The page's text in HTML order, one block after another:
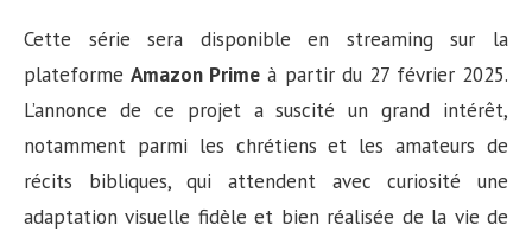
Cette série sera disponible en streaming sur la
plateformeAmazon Prime à partir du 27 février 2025.
L’annonce de ce projet a suscité un grand intérêt,
notamment parmi les chrétiens et les amateurs de
récits bibliques, qui attendent avec curiosité une
adaptation visuelle fidèle et bien réalisée de la vie de